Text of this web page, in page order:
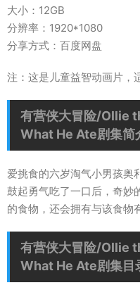
大小：12GB
分辨率：1920*1080
分享方式：百度网盘
注：这是儿童益智动画片，
有营侠大冒险/Ollie
What He Ate剧集简
爱挑食的六岁淘气小男孩奥
鼓起勇气吃了一口后，奇妙
的食物，还会拥有与该食物
有营侠大冒险/Ollie
What He Ate剧集目